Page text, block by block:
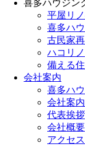
喜多ハウジン
平屋リ
喜多ハ
古民家
ハコリノ
備える住
会社案内
喜多ハ
会社案
代表挨拶
会社概要
アクセ